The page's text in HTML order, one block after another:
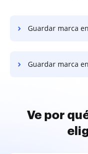
Guardar marca en PDF en
Guardar marca en
Ve por